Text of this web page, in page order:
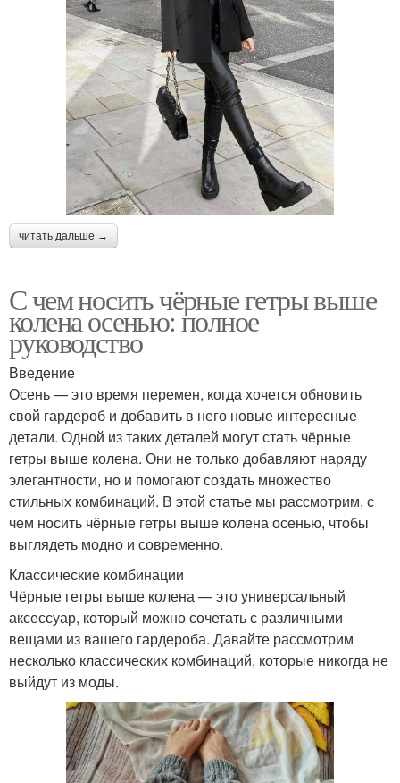
читать дальше →
С чем носить чёрные гетры выше
колена осенью: полное
руководство
Введение
Осень — это время перемен, когда хочется обновить
свой гардероб и добавить в него новые интересные
детали. Одной из таких деталей могут стать чёрные
гетры выше колена. Они не только добавляют наряду
элегантности, но и помогают создать множество
стильных комбинаций. В этой статье мы рассмотрим, с
чем носить чёрные гетры выше колена осенью, чтобы
выглядеть модно и современно.
Классические комбинации
Чёрные гетры выше колена — это универсальный
аксессуар, который можно сочетать с различными
вещами из вашего гардероба. Давайте рассмотрим
несколько классических комбинаций, которые никогда не
выйдут из моды.